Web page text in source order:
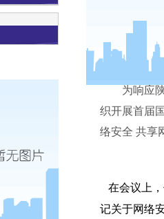
为响应
织开展首届
络安全 共享
在会议上
记关于网络